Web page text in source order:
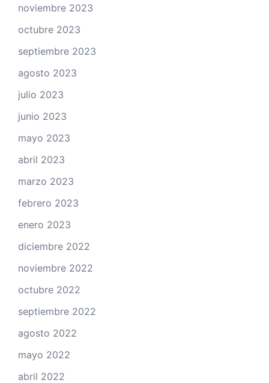
noviembre 2023
octubre 2023
septiembre 2023
agosto 2023
julio 2023
junio 2023
mayo 2023
abril 2023
marzo 2023
febrero 2023
enero 2023
diciembre 2022
noviembre 2022
octubre 2022
septiembre 2022
agosto 2022
mayo 2022
abril 2022